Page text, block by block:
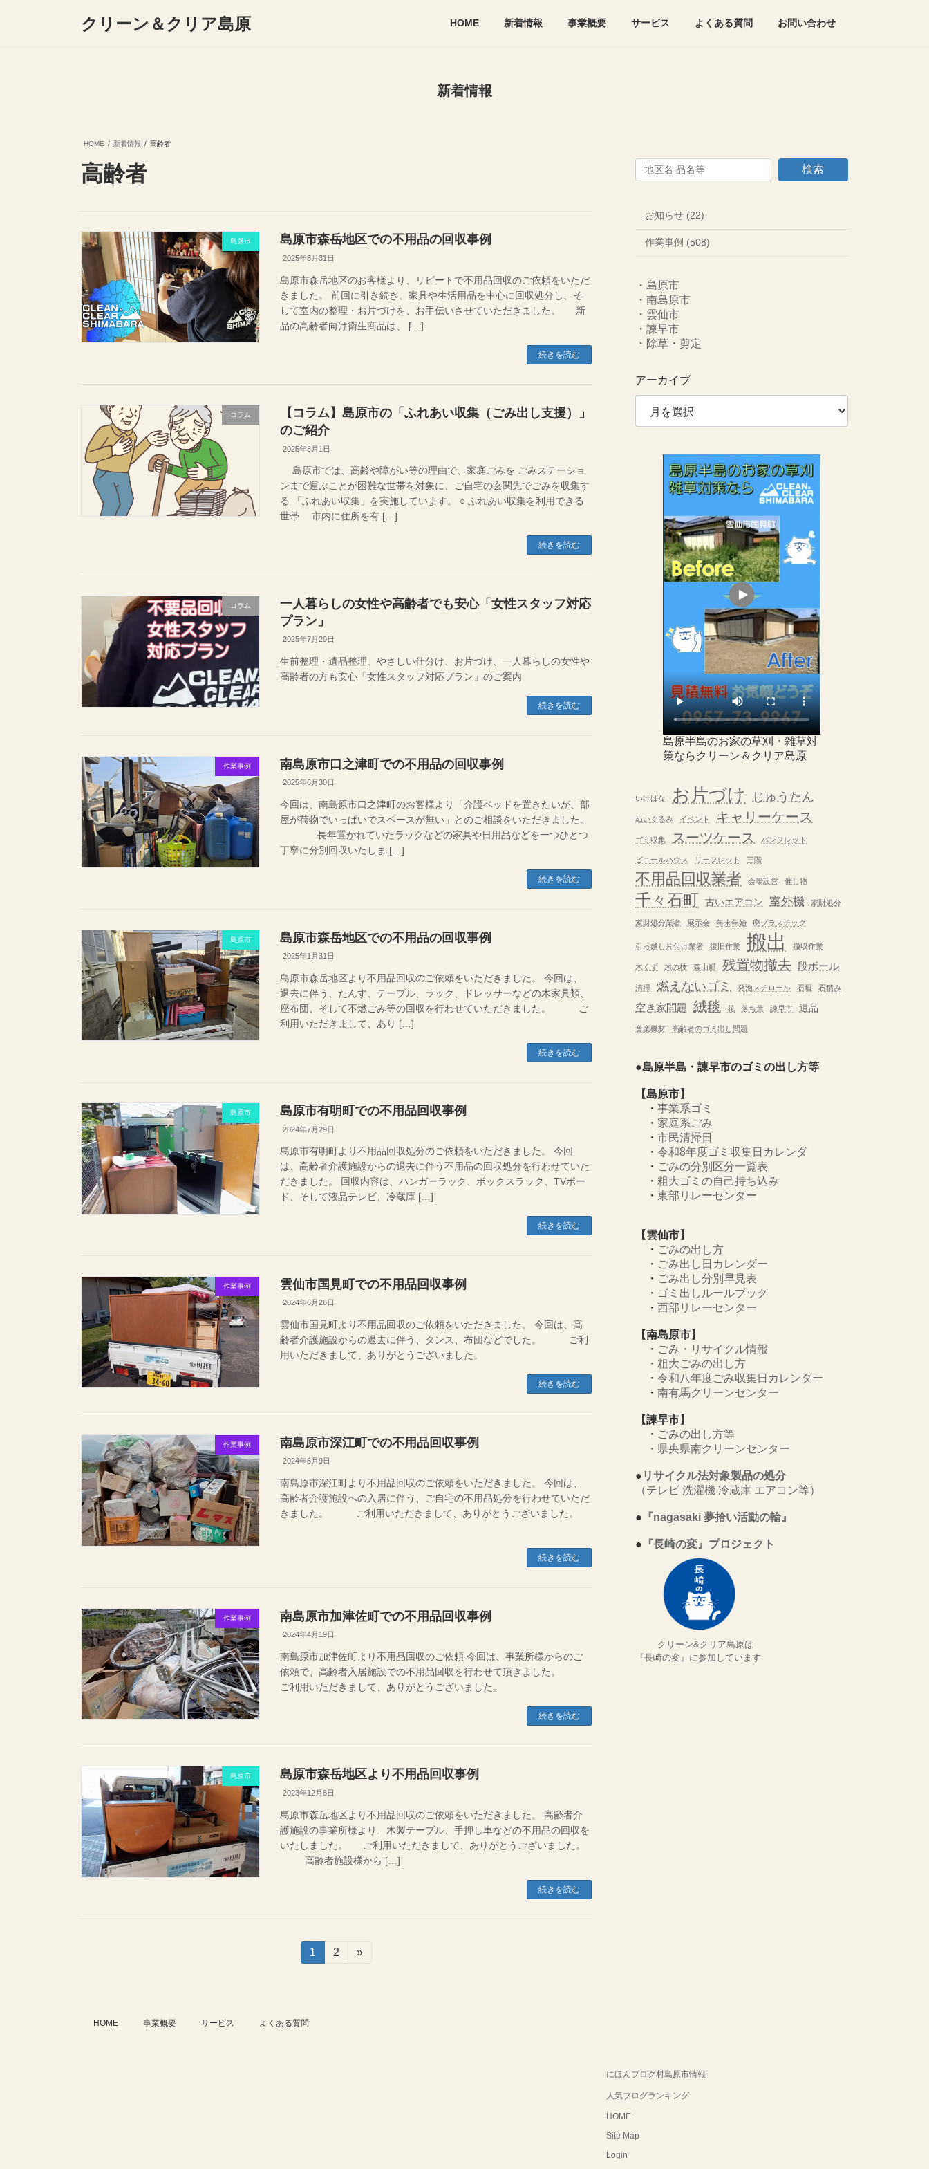
クリーン＆クリア島原 HOME 新着情報 事業概要 サービス よくある質問 お問い合わせ
新着情報
HOME 新着情報 高齢者
高齢者
島原市 島原市森岳地区での不用品の回収事例
2025年8月31日
島原市森岳地区のお客様より、リピートで不用品回収のご依頼をいただ
きました。 前回に引き続き、家具や生活用品を中心に回収処分し、そ
して室内の整理・お片づけを、お手伝いさせていただきました。 新
品の高齢者向け衛生商品は、 […]
続きを読む
コラム
【コラム】島原市の「ふれあい収集（ごみ出し支援）」
のご紹介
2025年8月1日
島原市では、高齢や障がい等の理由で、家庭ごみを ごみステーショ
ンまで運ぶことが困難な世帯を対象に、ご自宅の玄関先でごみを収集す
る 「ふれあい収集」を実施しています。 ○ ふれあい収集を利用できる
世帯 市内に住所を有 […]
続きを読む
コラム
一人暮らしの女性や高齢者でも安心「女性スタッフ対応
プラン」
2025年7月20日
生前整理・遺品整理、やさしい仕分け、お片づけ、一人暮らしの女性や
高齢者の方も安心「女性スタッフ対応プラン」のご案内
続きを読む
作業事例 南島原市口之津町での不用品の回収事例
2025年6月30日
今回は、南島原市口之津町のお客様より「介護ベッドを置きたいが、部
屋が荷物でいっぱいでスペースが無い」とのご相談をいただきました。
長年置かれていたラックなどの家具や日用品などを一つひとつ
丁寧に分別回収いたしま […]
続きを読む
島原市 島原市森岳地区での不用品の回収事例
2025年1月31日
島原市森岳地区より不用品回収のご依頼をいただきました。 今回は、
退去に伴う、たんす、テーブル、ラック、ドレッサーなどの木家具類、
座布団、そして不燃ごみ等の回収を行わせていただきました。 ご
利用いただきまして、あり […]
続きを読む
島原市 島原市有明町での不用品回収事例
2024年7月29日
島原市有明町より不用品回収処分のご依頼をいただきました。 今回
は、高齢者介護施設からの退去に伴う不用品の回収処分を行わせていた
だきました。 回収内容は、ハンガーラック、ボックスラック、TVボー
ド、そして液晶テレビ、冷蔵庫 […]
続きを読む
作業事例 雲仙市国見町での不用品回収事例
2024年6月26日
雲仙市国見町より不用品回収のご依頼をいただきました。 今回は、高
齢者介護施設からの退去に伴う、タンス、布団などでした。 ご利
用いただきまして、ありがとうございました。
続きを読む
作業事例 南島原市深江町での不用品回収事例
2024年6月9日
南島原市深江町より不用品回収のご依頼をいただきました。 今回は、
高齢者介護施設への入居に伴う、ご自宅の不用品処分を行わせていただ
きました。 ご利用いただきまして、ありがとうございました。
続きを読む
作業事例 南島原市加津佐町での不用品回収事例
2024年4月19日
南島原市加津佐町より不用品回収のご依頼 今回は、事業所様からのご
依頼で、高齢者入居施設での不用品回収を行わせて頂きました。
ご利用いただきまして、ありがとうございました。
続きを読む
島原市 島原市森岳地区より不用品回収事例
2023年12月8日
島原市森岳地区より不用品回収のご依頼をいただきました。 高齢者介
護施設の事業所様より、木製テーブル、手押し車などの不用品の回収を
いたしました。 ご利用いただきまして、ありがとうございました。
高齢者施設様から […]
続きを読む
固
定
1
固
2 »
検索
お知らせ (22)
作業事例 (508)
・島原市
・南島原市
・ 雲仙市
・諫早市
・ 除草・剪定
アーカイブ
島原半島のお家の草刈・雑草対
策ならクリーン＆クリア島原
いけばな お片づけ じゅうたん
ぬいぐるみ イベント キャリーケース
ゴミ収集 スーツケース パンフレット
ビニールハウス リーフレット 三階
不用品回収業者 会場設営 催し物
千々石町 古いエアコン 室外機 家財処分
家財処分業者 展示会 年末年始 廃プラスチック
引っ越し片付け業者 復旧作業 搬出 撤収作業
木くず 木の枝 森山町 残置物撤去 段ボール
清掃 燃えないゴミ 発泡スチロール 石垣 石積み
空き家問題 絨毯 花 落ち葉 諌早市 遺品
音楽機材 高齢者のゴミ出し問題
●島原半島・諫早市のゴミの出し方等
【島原市】
・事業系ゴミ
・ 家庭系ごみ
・市民清掃日
・令和8年度ゴミ収集日カレンダ
・ ごみの分別区分一覧表
・粗大ゴミの自己持ち込み
・東部リレーセンター
【雲仙市】
・ ごみの出し方
・ ごみ出し日カレンダー
・ ごみ出し分別早見表
・ ゴミ出しルールブック
・西部リレーセンター
【南島原市】
・ ごみ・リサイクル情報
・粗大ごみの出し方
・令和八年度ごみ収集日カレンダー
・南有馬クリーンセンター
【諫早市】
・ ごみの出し方等
・ 県央県南クリーンセンター
● リサイクル法対象製品の処分
（テレビ 洗濯機 冷蔵庫 エアコン等）
● 『nagasaki 夢拾い活動の輪』
● 『長崎の変』プロジェクト
クリーン&クリア島原は
『長崎の変』に参加しています
HOME 事業概要 サービス よくある質問
にほんブログ村島原市情報
人気ブログランキング
HOME
Site Map
Login